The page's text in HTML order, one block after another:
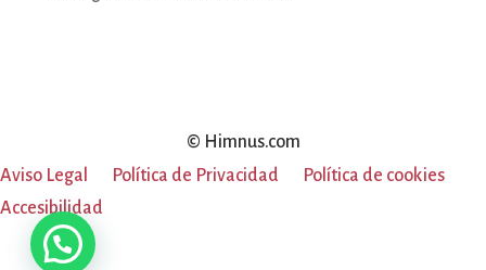
© Himnus.com
Aviso Legal
Política de Privacidad
Política de cookies
Accesibilidad